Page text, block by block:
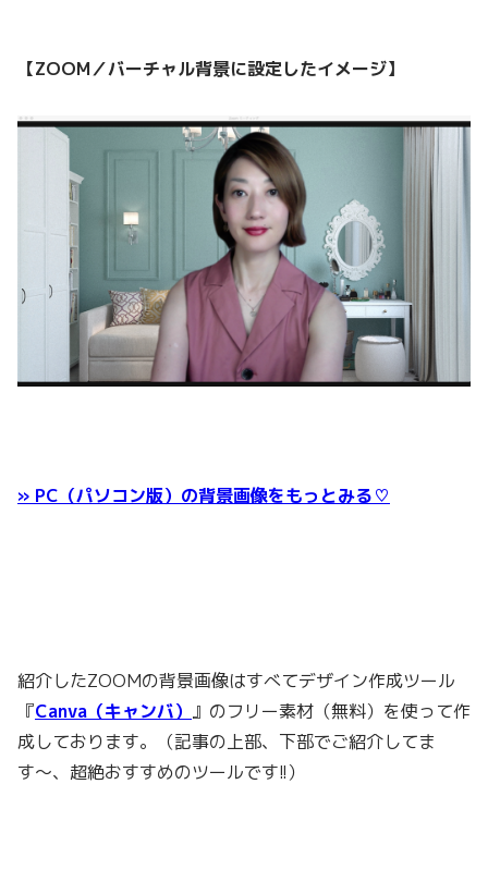
【ZOOM／バーチャル背景に設定したイメージ】
» PC（パソコン版）の背景画像をもっとみる♡
紹介したZOOMの背景画像はすべてデザイン作成ツール
『Canva（キャンバ） 』のフリー素材（無料）を使って作
成しております。（記事の上部、下部でご紹介してま
す〜、超絶おすすめのツールです!!）